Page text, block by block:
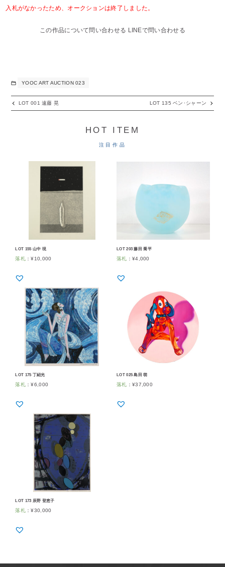
入札がなかったため、オークションは終了しました。
この作品について問い合わせる LINEで問い合わせる
YOOC ART AUCTION 023
LOT 001 遠藤 晃 LOT 135 ベン･シャーン
HOT ITEM
注目作品
LOT 155 山中 現
落札 ：¥10,000
LOT 203 藤田 喬平
落札 ： ¥4,000
LOT 175 丁紹光
落札 ：¥6,000
LOT 025 島田 萌
落札 ： ¥37,000
LOT 173 辰野 登恵子
落札 ：¥30,000